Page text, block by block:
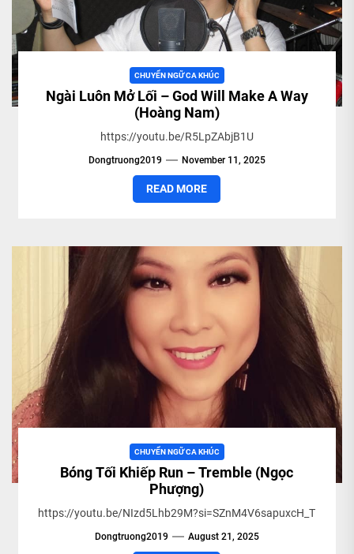
CHUYỂN NGỮ CA KHÚC
Ngài Luôn Mở Lối – God Will Make A Way
(Hoàng Nam)
https://youtu.be/R5LpZAbjB1U
Dongtruong2019 November 11, 2025
READ MORE
CHUYỂN NGỮ CA KHÚC
Bóng Tối Khiếp Run – Tremble (Ngọc
Phượng)
https://youtu.be/NIzd5Lhb29M?si=SZnM4V6sapuxcH_T
Dongtruong2019 August 21, 2025